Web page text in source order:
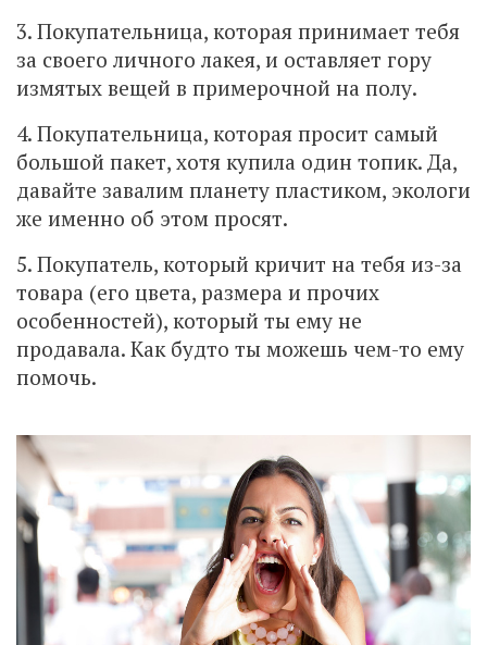
3. Покупательница, которая принимает тебя
за своего личного лакея, и оставляет гору
измятых вещей в примерочной на полу.
4. Покупательница, которая просит самый
большой пакет, хотя купила один топик. Да,
давайте завалим планету пластиком, экологи
же именно об этом просят.
5. Покупатель, который кричит на тебя из-за
товара (его цвета, размера и прочих
особенностей), который ты ему не
продавала. Как будто ты можешь чем-то ему
помочь.